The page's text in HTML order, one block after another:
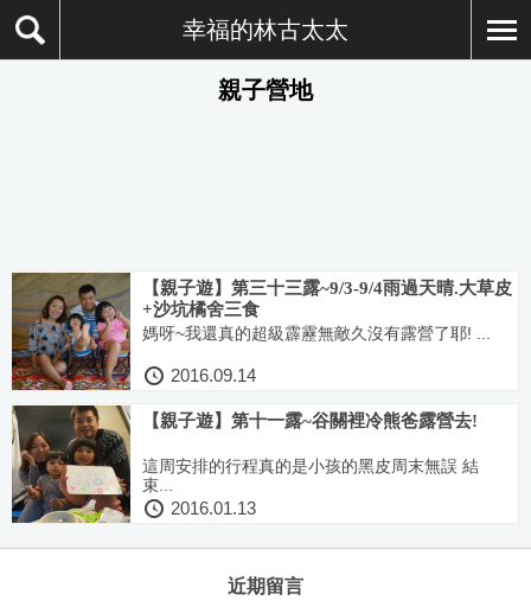
幸福的林古太太
親子營地
【親子遊】第三十三露~9/3-9/4雨過天晴.大草皮
+沙坑橘舍三食
媽呀~我還真的超級霹靂無敵久沒有露營了耶! ...
2016.09.14
【親子遊】第十一露~谷關裡冷熊爸露營去!
這周安排的行程真的是小孩的黑皮周末無誤 結
束...
2016.01.13
近期留言